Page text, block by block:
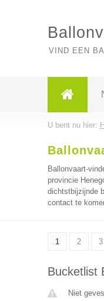
VIND EEN
U bent nu hier:
Ballonvaart-
provincie
dichtstbijzijnde
contact te
1 2 3
Bucketlist
Niet